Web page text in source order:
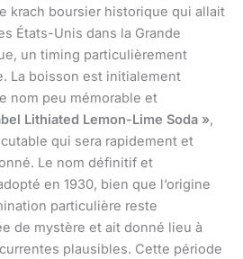
krach boursier historique qui allait
États-Unis dans la Grande
un timing particulièrement
La boisson est initialement
nom peu mémorable et
Lithiated Lemon-Lime Soda »,
qui sera rapidement et
Le nom définitif et
en 1930, bien que l’origine
particulière reste
de mystère et ait donné lieu à
plausibles. Cette période